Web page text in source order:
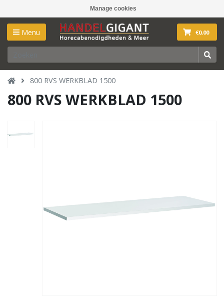
Manage cookies
Menu €0,00
800 RVS WERKBLAD 1500
800 RVS WERKBLAD 1500